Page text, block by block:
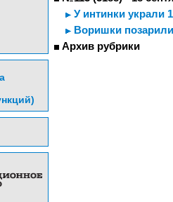
У интинки украли
Воришки
Архив рубрики